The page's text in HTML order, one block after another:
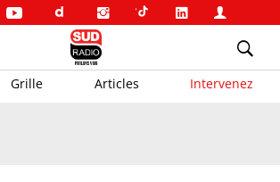
Grille Articles Intervenez